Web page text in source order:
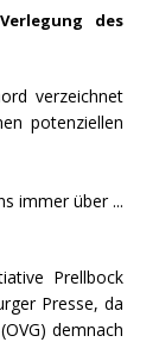
des
verzeichnet
potenziellen
immer über ...
Prellbock
Presse, da
demnach